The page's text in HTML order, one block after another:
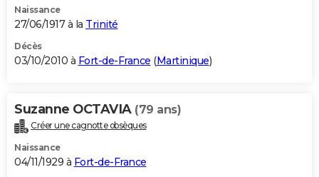
Naissance
27/06/1917 à la Trinité
Décès
03/10/2010 à Fort-de-France (Martinique)
Suzanne OCTAVIA (79 ans)
Créer une cagnotte obsèques
Naissance
04/11/1929 à Fort-de-France